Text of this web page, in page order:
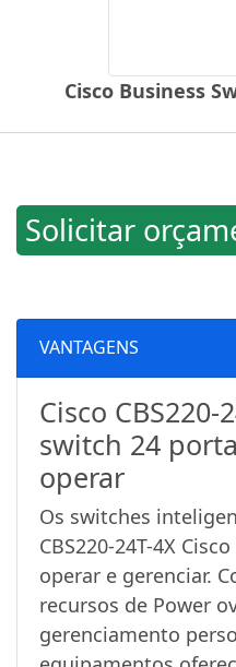
Cisco Business
Solicitar
VANTAGENS
Cisco CBS220-
switch 24
operar
Os switches
CBS220-24T-4X
operar e gerenciar.
recursos de Power
gerenciamento